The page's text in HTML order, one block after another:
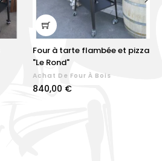
Four à tarte flambée et pizza
"Le Rond"
Achat De Four À Bois
Prix
840,00 €
›